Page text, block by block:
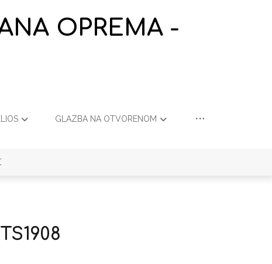
OPREMA -
GLAZBA NA OTVORENOM